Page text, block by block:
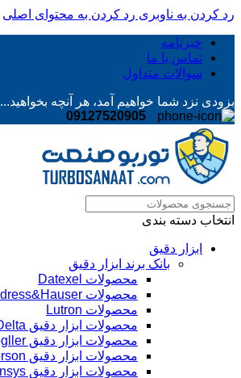
رد کردن به ناوبری رد کردن به محتوای اصلی
خبرنامه
تماس با ما
سوالات متداول
بزودی نزد شما خواهیم آمد، هر آنچه بخواهید...
09127520905
انتخاب دسته بندی
ابزار دقیق
بانک برند ابزار دقیق
محصولات Datexel
محصولات Endress&Hauser
محصولات Lutron
محصولات ابزار دقیق Delta
محصولات ابزار دقیق Hogller
محصولات ابزار دقیق Rosemount Emerson
محصولات ابزار دقیق Sensys